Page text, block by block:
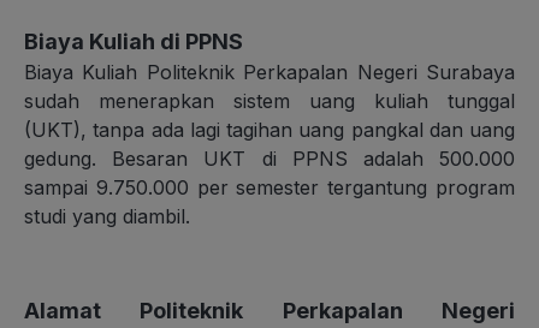
Biaya Kuliah di PPNS
Biaya Kuliah Politeknik Perkapalan Negeri Surabaya
sudah menerapkan sistem uang kuliah tunggal
(UKT), tanpa ada lagi tagihan uang pangkal dan uang
gedung. Besaran UKT di PPNS adalah 500.000
sampai 9.750.000 per semester tergantung program
studi yang diambil.
Alamat Politeknik Perkapalan Negeri